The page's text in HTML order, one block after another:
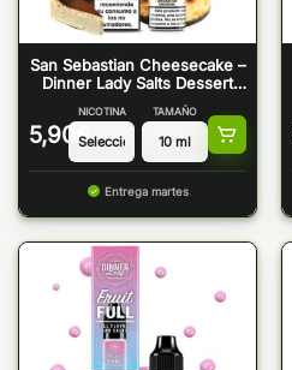
San Sebastian Cheesecake –
Dinner Lady Salts Dessert
5,90 €
NICOTINA TAMAÑO
Entrega martes